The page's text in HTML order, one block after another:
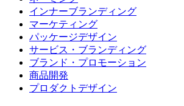
インナーブランディング
マーケティング
パッケージデザイン
サービス・ブランディング
ブランド・プロモーション
商品開発
プロダクトデザイン